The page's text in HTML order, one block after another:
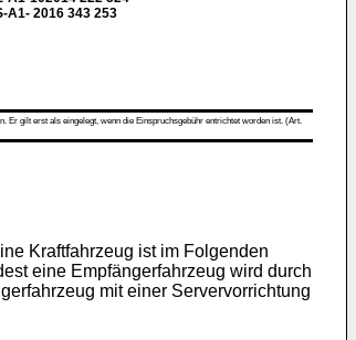
A1- 2016 343 253
Er gilt erst als eingelegt, wenn die Einspruchsgebühr entrichtet worden ist. (Art.
Kraftfahrzeug ist im Folgenden
eine Empfängerfahrzeug wird durch
mit einer Servervorrichtung